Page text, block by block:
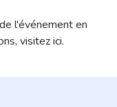
l'événement en
visitez ici.